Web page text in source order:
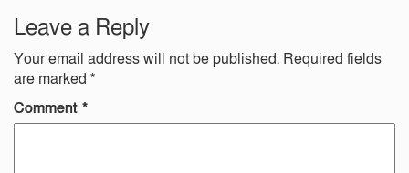
Leave a Reply
Your email address will not be published. Required fields
are marked *
Comment *